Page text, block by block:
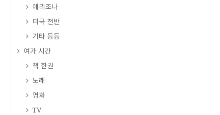
애리조나
미국 전반
기타 등등
여가 시간
책 한권
노래
영화
TV